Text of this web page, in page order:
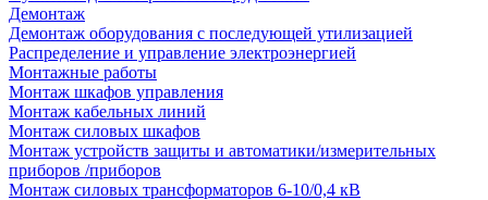
Демонтаж
Демонтаж оборудования с последующей утилизацией
Распределение и управление электроэнергией
Монтажные работы
Монтаж шкафов управления
Монтаж кабельных линий
Монтаж силовых шкафов
Монтаж устройств защиты и автоматики/измерительных
приборов /приборов
Монтаж силовых трансформаторов 6-10/0,4 кВ